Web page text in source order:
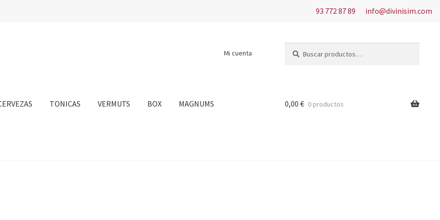
93 772 87 89 info@divinisim.com
Mi cuenta
por:
TONICAS VERMUTS BOX MAGNUMS 0,00€ 0 productos